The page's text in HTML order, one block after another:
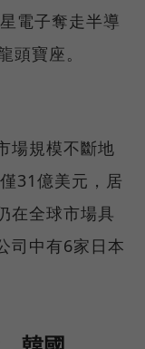
電子奪走半導
頭寶座。
場規模不斷地
31億美元，居
在全球市場具
司中有6家日本